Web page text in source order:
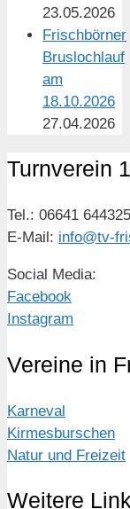
23.05.2026
Frischbörner
Bruslochlauf
am
18.10.2026
27.04.2026
Turnverein
Tel.: 06641 644325
E-Mail: info@tv-
Social Media:
Facebook
Instagram
Vereine in
Karneval
Kirmesburschen
Natur und Freizeit
Weitere